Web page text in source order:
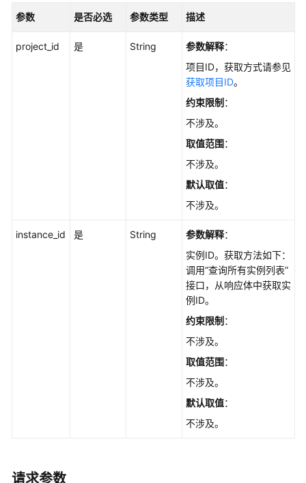
考
调
周
参数 是否必选 参数类型 描述
project_id 是 String 参数解释：
项目ID，获取方式请参见
获取项目ID。
约束限制 ：
不涉及。
取值范围：
不涉及。
默认取值：
不涉及。
instance_id 是 String 参数解释：
实例ID。获取方法如下：
调用“查询所有实例列表”
接口，从响应体中获取实
例ID。
约束限制 ：
不涉及。
取值范围：
不涉及。
默认取值：
不涉及。
请求参数